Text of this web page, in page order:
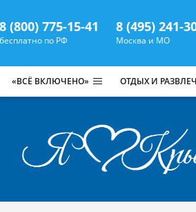
8 (800) 775-15-41
бесплатно по РФ
8 (495) 241-
Москва и МО
«ВСЁ ВКЛЮЧЕНО» ОТДЫХ И